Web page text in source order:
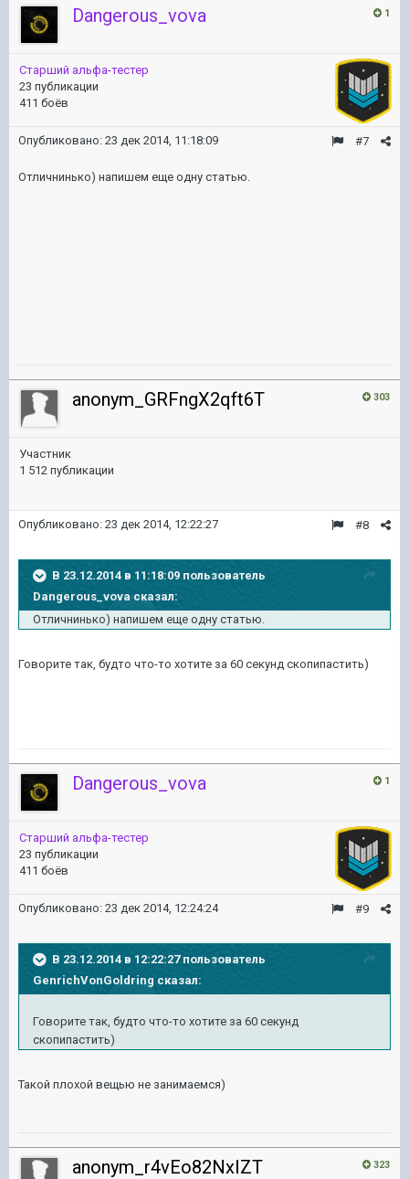
1
Dangerous_vova
Старший альфа-тестер
23 публикации
411 боёв
#7
Опубликовано: 23 дек 2014, 11:18:09
Отличнинько) напишем еще одну статью.
303
anonym_GRFngX2qft6T
Участник
1 512 публикации
#8
Опубликовано: 23 дек 2014, 12:22:27
В 23.12.2014 в 11:18:09 пользователь
Dangerous_vova сказал:
Отличнинько) напишем еще одну статью.
Говорите так, будто что-то хотите за 60 секунд скопипастить)
1
Dangerous_vova
Старший альфа-тестер
23 публикации
411 боёв
#9
Опубликовано: 23 дек 2014, 12:24:24
В 23.12.2014 в 12:22:27 пользователь
GenrichVonGoldring сказал:
Говорите так, будто что-то хотите за 60 секунд
скопипастить)
Такой плохой вещью не занимаемся)
323
anonym_r4vEo82NxIZT